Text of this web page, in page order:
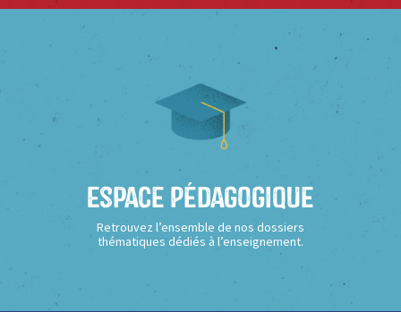
Espace Pédagogique
Retrouvez l’ensemble de nos dossiers
thématiques dédiés à l’enseignement.